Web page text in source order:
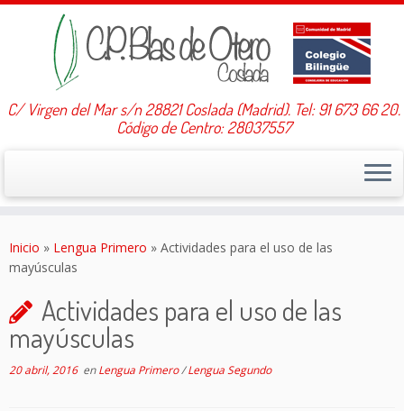
contenido
C/ Virgen del Mar s/n 28821 Coslada (Madrid). Tel: 91 673 66 20.
Código de Centro: 28037557
Inicio » Lengua Primero » Actividades para el uso de las
mayúsculas
Actividades para el uso de las
mayúsculas
20 abril, 2016enLengua Primero/Lengua Segundo